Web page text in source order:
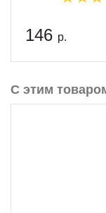
146 р.
С этим